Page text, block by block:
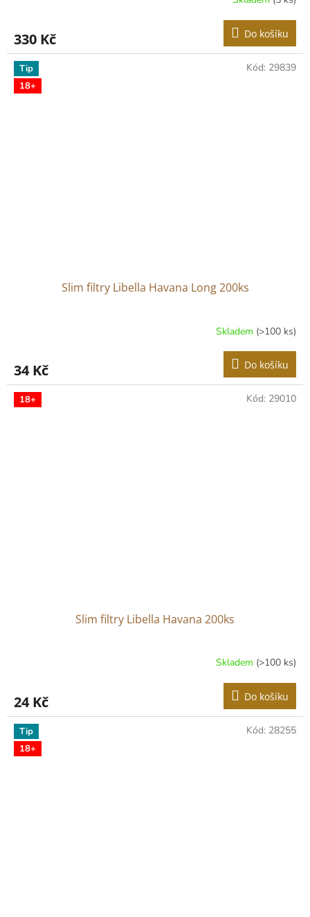
330 Kč Do košíku
Tip
18+
Slim filtry Libella Havana Long 200ks
Skladem (>100 ks)
34 Kč Do košíku
Kód: 29839
18+
Slim filtry Libella Havana 200ks
Skladem (>100 ks)
24 Kč Do košíku
Kód: 29010
Tip
18+
Kód: 28255